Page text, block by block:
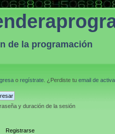
de la programación
o regístrate . ¿Perdiste tu email de
y duración de la sesión
Registrarse